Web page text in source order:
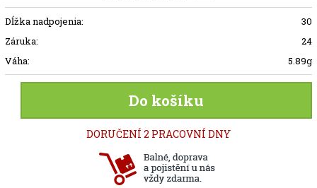
Dĺžka nadpojenia:
30
Záruka:
24
Váha:
5.89g
Do košíku
DORUČENÍ 2 PRACOVNÍ DNY